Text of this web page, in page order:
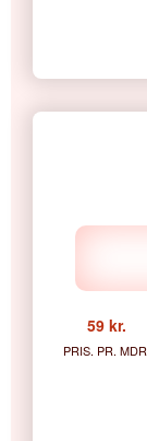
59 kr.
PRIS. PR.